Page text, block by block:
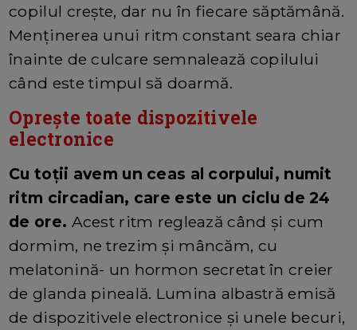
copilul crește, dar nu în fiecare săptămână.
Menținerea unui ritm constant seara chiar
înainte de culcare semnalează copilului
când este timpul să doarmă.
Oprește toate dispozitivele
electronice
Cu toții avem un ceas al corpului, numit
ritm circadian, care este un ciclu de 24
de ore. Acest ritm reglează când și cum
dormim, ne trezim și mâncăm, cu
melatonină- un hormon secretat în creier
de glanda pineală. Lumina albastră emisă
de dispozitivele electronice și unele becuri,